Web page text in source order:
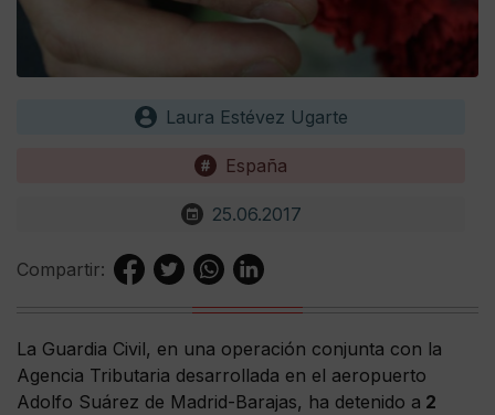
Laura Estévez Ugarte
España
25.06.2017
Compartir:
La Guardia Civil, en una operación conjunta con la
Agencia Tributaria desarrollada en el aeropuerto
Adolfo Suárez de Madrid-Barajas, ha detenido a 2